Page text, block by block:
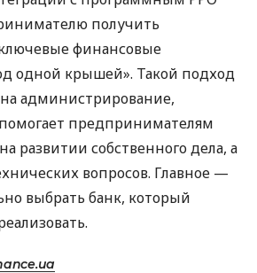
получить
финансовые
одной крышей». Такой подход
администрирование,
предпринимателям
развитии собственного дела, а
вопросов. Главное —
выбрать банк, который